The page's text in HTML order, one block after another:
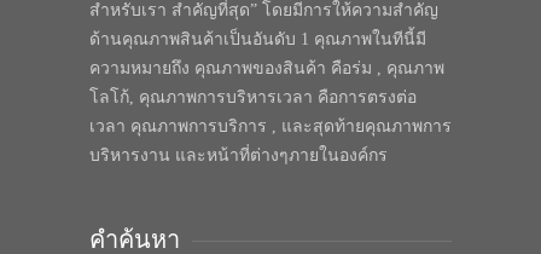
สำหรับเรา สำคัญที่สุด” โดยมีการให้ความสำคัญ
ด้านคุณภาพสินค้าเป็นอันดับ 1 คุณภาพในทีนี้มี
ความหมายถึง คุณภาพของสินค้า คือร่ม , คุณภาพ
โลโก้, คุณภาพการบริหารเวลา คือการตรงต่อ
เวลา คุณภาพการบริการ , และสุดท้ายคุณภาพการ
บริหารงาน และหน้าที่ต่างๆภายในองค์กร
คำค้นหา